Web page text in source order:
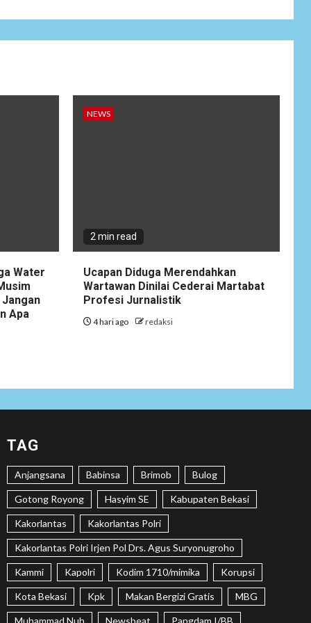
TNI-Rakyat, Satgas
Mempererat Tali
Bulukumba
NEWS
Soal Dugaan
Tenaga Ahli Fiktif,
NEWS
Bantu Atasi
13/Nanggala
Distribusikan 4.000
Liter Air Bersih
Gratis di Desa
Pesayah
3
NEWS
Siaga Karhutla,
APAR hingga Water
Cannon Disiapkan
Water
Apa
NEWS
2 min read
Ucapan Diduga Merendahkan
Wartawan Dinilai Cederai Martabat
Profesi Jurnalistik
4 hari ago redaksi
TAG
Anjangsana Babinsa Brimob Bulog
Gotong Royong Hasyim SE Kabupaten Bekasi
Kakorlantas Kakorlantas Polri
Kakorlantas Polri Irjen Pol Drs. Agus Suryonugroho
Kammi Kapolri Kodim 1710/mimika Korupsi
Kota Bekasi Kpk Makan Bergizi Gratis MBG
Muhammad Nuh Newsbeat Pangdam I/BB